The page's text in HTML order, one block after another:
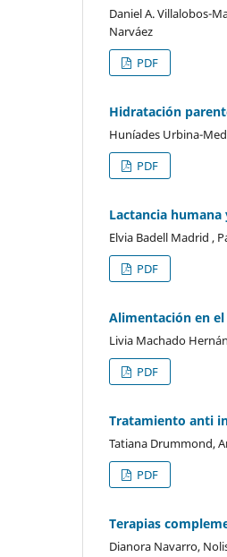
Daniel A. Villalobos-
Narváez
PDF
Hidratación
Huníades Urbina-
PDF
Lactancia
Elvia Badell Madrid ,
PDF
Alimentación en
Livia Machado
PDF
Tratamiento anti
Tatiana Drummond,
PDF
Terapias
Dianora Navarro,